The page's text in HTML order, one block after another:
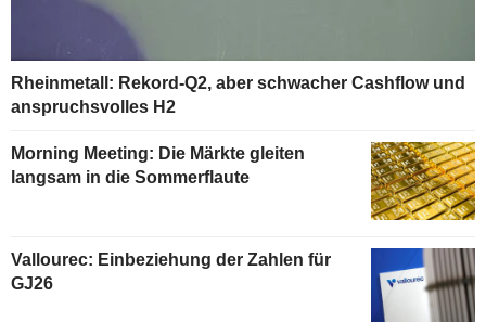
Rheinmetall: Rekord-Q2, aber schwacher Cashflow und
anspruchsvolles H2
Morning Meeting: Die Märkte gleiten
langsam in die Sommerflaute
Vallourec: Einbeziehung der Zahlen für
GJ26